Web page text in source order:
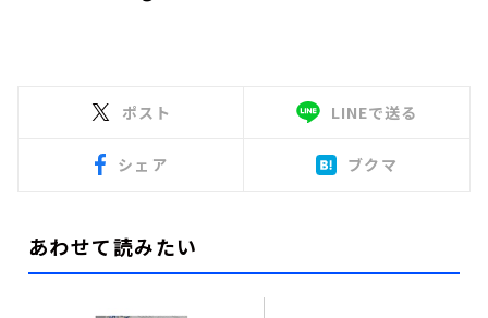
ポスト LINEで送る
シェア ブクマ
あわせて読みたい